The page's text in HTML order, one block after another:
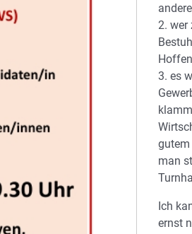
2. wer
3. es
gutem
man
Ich
ernst